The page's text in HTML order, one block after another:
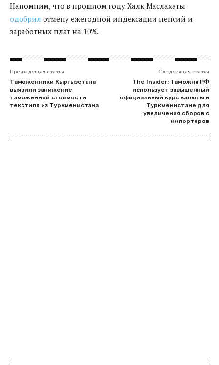
Напомним, что в прошлом году Халк Маслахаты
одобрил отмену ежегодной индексации пенсий и
заработных плат на 10%.
Предыдущая статья
Таможенники Кыргызстана
выявили занижение
таможенной стоимости
текстиля из Туркменистана
Следующая статья
The Insider: Таможня РФ
использует завышенный
официальный курс валюты в
Туркменистане для
увеличения сборов с
импортеров